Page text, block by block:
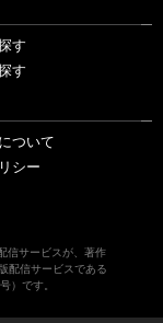
す
す
ついて
シー
信サービスが、著作
配信サービスである
）です。